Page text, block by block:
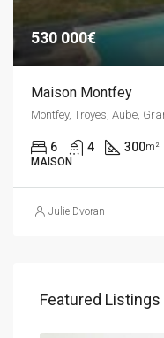
530 000€
Maison Montfey
6 4 300m²
MAISON
Julie Dvoran
Featured Listings